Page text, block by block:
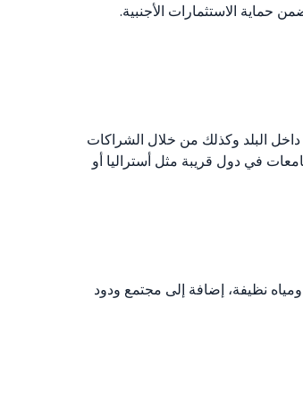
حماية الاستثمارات الأجنبية.
داخل البلد وكذلك من خلال الشراكات
في دول قريبة مثل أستراليا أو
ومياه نظيفة، إضافة إلى مجتمع ودود